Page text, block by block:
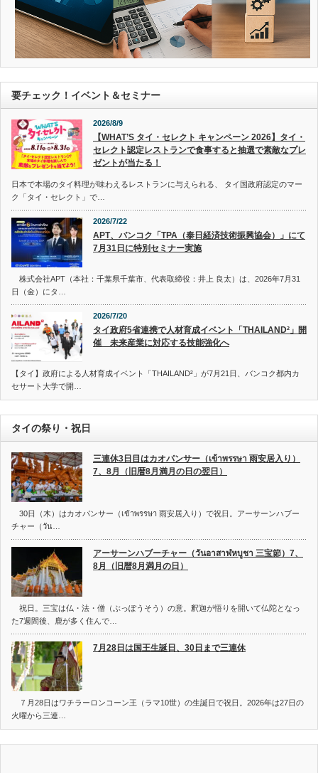
要チェック！イベント＆セミナー
2026/8/9
【WHAT’S タイ・セレクト キャンペーン 2026】タイ・
セレクト認定レストランで食事すると抽選で素敵なプレ
ゼントが当たる！
日本で本場のタイ料理が味わえるレストランに与えられる、 タイ国政府認定のマー
ク「タイ・セレクト」で…
2026/7/22
APT、バンコク「TPA（泰日経済技術振興協会）」にて
7月31日に特別セミナー実施
株式会社APT（本社：千葉県千葉市、代表取締役：井上 良太）は、2026年7月31
日（金）にタ…
2026/7/20
タイ政府5省連携で人材育成イベント「THAILAND²」開
催 未来産業に対応する技能強化へ
【タイ】政府による人材育成イベント「THAILAND²」が7月21日、バンコク都内カ
セサート大学で開…
タイの祭り・祝日
三連休3日目はカオパンサー（เข้าพรรษา 雨安居入り）
7、8月（旧暦8月満月の日の翌日）
30日（木）はカオパンサー（เข้าพรรษา 雨安居入り）で祝日。アーサーンハブー
チャー（วัน…
アーサーンハブーチャー（วันอาสาฬหบูชา 三宝節）7、
8月（旧暦8月満月の日）
祝日。三宝は仏・法・僧（ぶっぽうそう）の意。釈迦が悟りを開いて仏陀となっ
た7週間後、鹿が多く住んで…
7月28日は国王生誕日、30日まで三連休
７月28日はワチラーロンコーン王（ラマ10世）の生誕日で祝日。2026年は27日の
火曜から三連…